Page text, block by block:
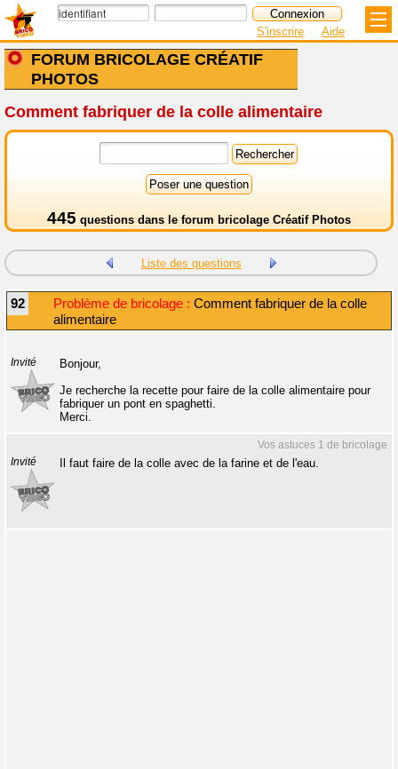
FORUM BRICOLAGE CRÉATIF
PHOTOS
S'inscrire Aide
Comment fabriquer de la colle alimentaire
445 questions dans le forum bricolage Créatif Photos
Liste des questions
92 Problème de bricolage : Comment fabriquer de la colle
alimentaire
Invité
Bonjour,
Je recherche la recette pour faire de la colle alimentaire pour
fabriquer un pont en spaghetti.
Merci.
Vos astuces 1 de bricolage
Invité Il faut faire de la colle avec de la farine et de l'eau.